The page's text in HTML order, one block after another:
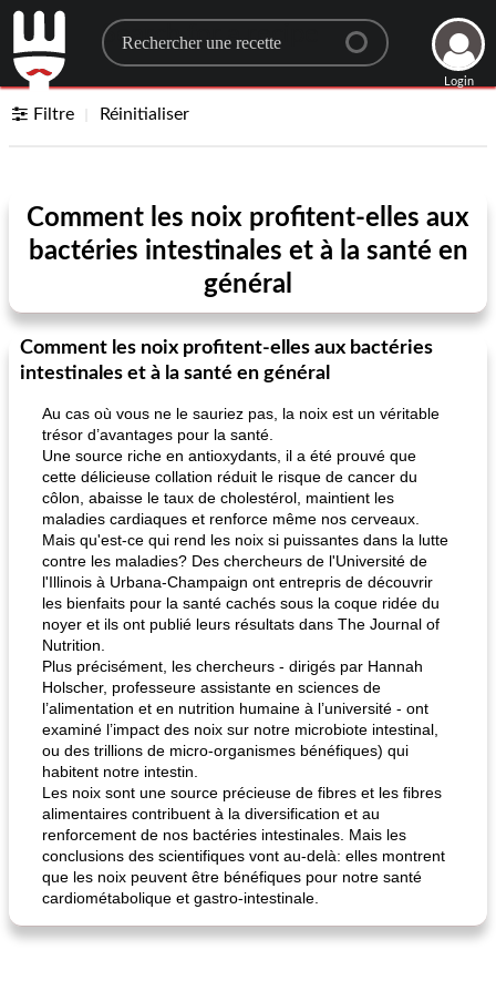
Search for a recipe
Login
Filtre Réinitialiser
Comment les noix profitent-elles aux
bactéries intestinales et à la santé en
général
Comment les noix profitent-elles aux bactéries
intestinales et à la santé en général
Au cas où vous ne le sauriez pas, la noix est un véritable
trésor d’avantages pour la santé.
Une source riche en antioxydants, il a été prouvé que
cette délicieuse collation réduit le risque de cancer du
côlon, abaisse le taux de cholestérol, maintient les
maladies cardiaques et renforce même nos cerveaux.
Mais qu'est-ce qui rend les noix si puissantes dans la lutte
contre les maladies? Des chercheurs de l'Université de
l'Illinois à Urbana-Champaign ont entrepris de découvrir
les bienfaits pour la santé cachés sous la coque ridée du
noyer et ils ont publié leurs résultats dans The Journal of
Nutrition.
Plus précisément, les chercheurs - dirigés par Hannah
Holscher, professeure assistante en sciences de
l’alimentation et en nutrition humaine à l’université - ont
examiné l’impact des noix sur notre microbiote intestinal,
ou des trillions de micro-organismes bénéfiques) qui
habitent notre intestin.
Les noix sont une source précieuse de fibres et les fibres
alimentaires contribuent à la diversification et au
renforcement de nos bactéries intestinales. Mais les
conclusions des scientifiques vont au-delà: elles montrent
que les noix peuvent être bénéfiques pour notre santé
cardiométabolique et gastro-intestinale.